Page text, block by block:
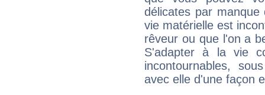
délicates par
vie matérielle est
rêveur ou que l'on a
S'adapter à la vie
incontournables,
avec elle d'une façon